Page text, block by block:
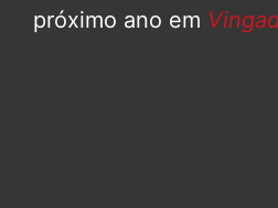
próximo ano em